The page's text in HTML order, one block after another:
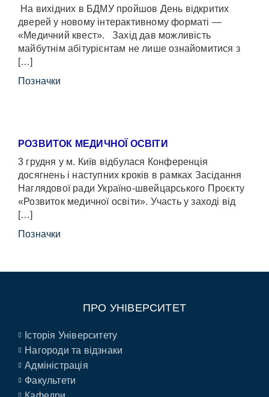
На вихідних в БДМУ пройшов День відкритих
дверей у новому інтерактивному форматі —
«Медичний квест». Захід дав можливість
майбутнім абітурієнтам не лише ознайомитися з
[…]
Позначки
РОЗВИТОК МЕДИЧНОЇ ОСВІТИ
3 грудня у м. Київ відбулася Конференція
досягнень і наступних кроків в рамках Засідання
Наглядової ради Україно-швейцарського Проєкту
«Розвиток медичної освіти». Участь у заході від
[…]
Позначки
ПРО УНІВЕРСИТЕТ
Історія Університету
Нагороди та відзнаки
Адміністрація
Факультети